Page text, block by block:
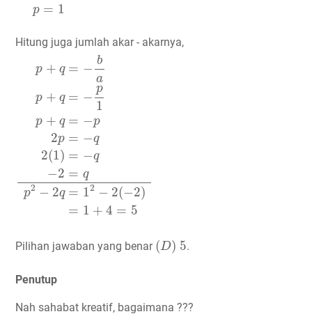
p = 1
Hitung juga jumlah akar - akarnya,
p + q = −
b
a
p + q = −
p
1
p + q = −p
2p = −q
2(1) = −q
−2 = q
p2 − 2q = 12 − 2(−2)
= 1 + 4 = 5
p+q=−bap+q=−p 1p+ q=−p2p=
Pilihan jawaban yang benar (D) 5
(D) 5 .
Penutup
Nah sahabat kreatif, bagaimana ???